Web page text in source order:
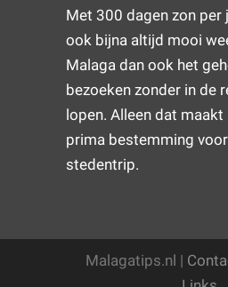
Met 300 dagen zon per
ook bijna altijd mooi
Malaga dan ook het
bezoeken zonder in de
lopen. Alleen dat maakt
prima bestemming
stedentrip.
Malagatips.nl |